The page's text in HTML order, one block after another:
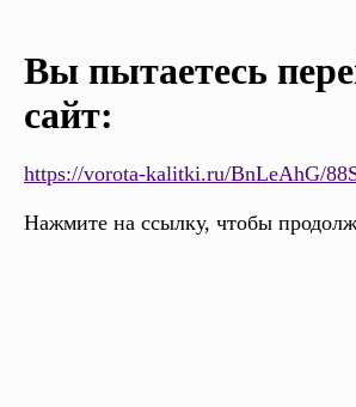
Вы пытаетесь
сайт:
https://vorota-kalitki.ru/BnLeAhG/
Нажмите на ссылку, чтобы